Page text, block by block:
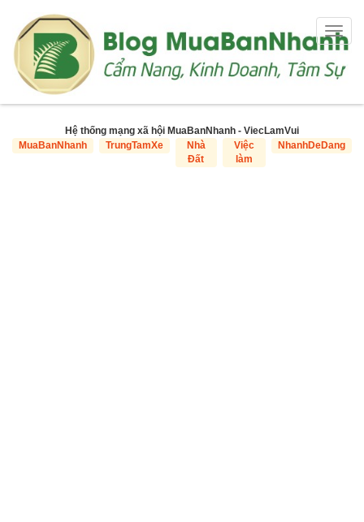
Hệ thống mạng xã hội MuaBanNhanh - ViecLamVui
MuaBanNhanh
TrungTamXe
Nhà
Đất
Việc
làm
NhanhDeDang